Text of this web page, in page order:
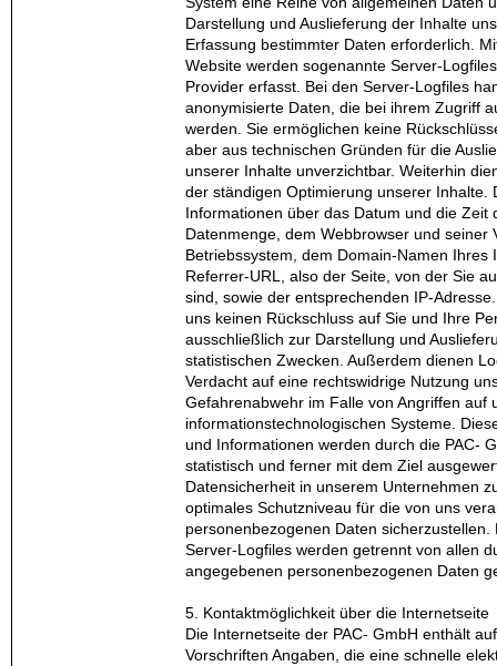
Darstellung und Auslieferung der Inhalte
Erfassung bestimmter Daten erforderlich.
Website werden sogenannte Server-
Provider erfasst. Bei den Server-Logfiles
anonymisierte Daten, die bei ihrem Zugriff
werden. Sie ermöglichen keine
aber aus technischen Gründen für die
unserer Inhalte unverzichtbar. Weiterhin
der ständigen Optimierung unserer Inhalte.
Informationen über das Datum und die Zeit
Datenmenge, dem Webbrowser und seiner
Betriebssystem, dem Domain-Namen Ihres
Referrer-URL, also der Seite, von der Sie
sind, sowie der entsprechenden IP-
uns keinen Rückschluss auf Sie und Ihre
ausschließlich zur Darstellung und
statistischen Zwecken. Außerdem dienen
Verdacht auf eine rechtswidrige Nutzung
Gefahrenabwehr im Falle von Angriffen auf
informationstechnologischen Systeme.
und Informationen werden durch die PAC-
statistisch und ferner mit dem Ziel
Datensicherheit in unserem Unternehmen
optimales Schutzniveau für die von uns
personenbezogenen Daten
Server-Logfiles werden getrennt von allen
angegebenen personenbezogenen Daten
5. Kontaktmöglichkeit über die Internetseite
Die Internetseite der PAC- GmbH enthält
Vorschriften Angaben, die eine schnelle